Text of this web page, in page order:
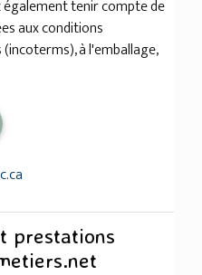
tenir compte de
aux conditions
à l'emballage,
prestations